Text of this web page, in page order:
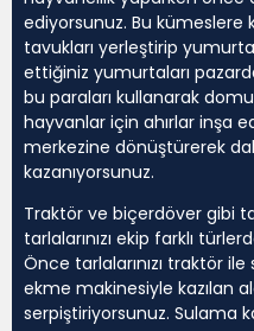
ediyorsunuz. Bu
tavukları yerleştirip
ettiğiniz yumurtaları
bu paraları kullanarak
hayvanlar için ahırlar inşa
merkezine dönüştürerek
kazanıyorsunuz.
Traktör ve biçerdöver gibi
tarlalarınızı ekip farklı
Önce tarlalarınızı traktör
ekme makinesiyle kazılan
serpiştiriyorsunuz. Sulama